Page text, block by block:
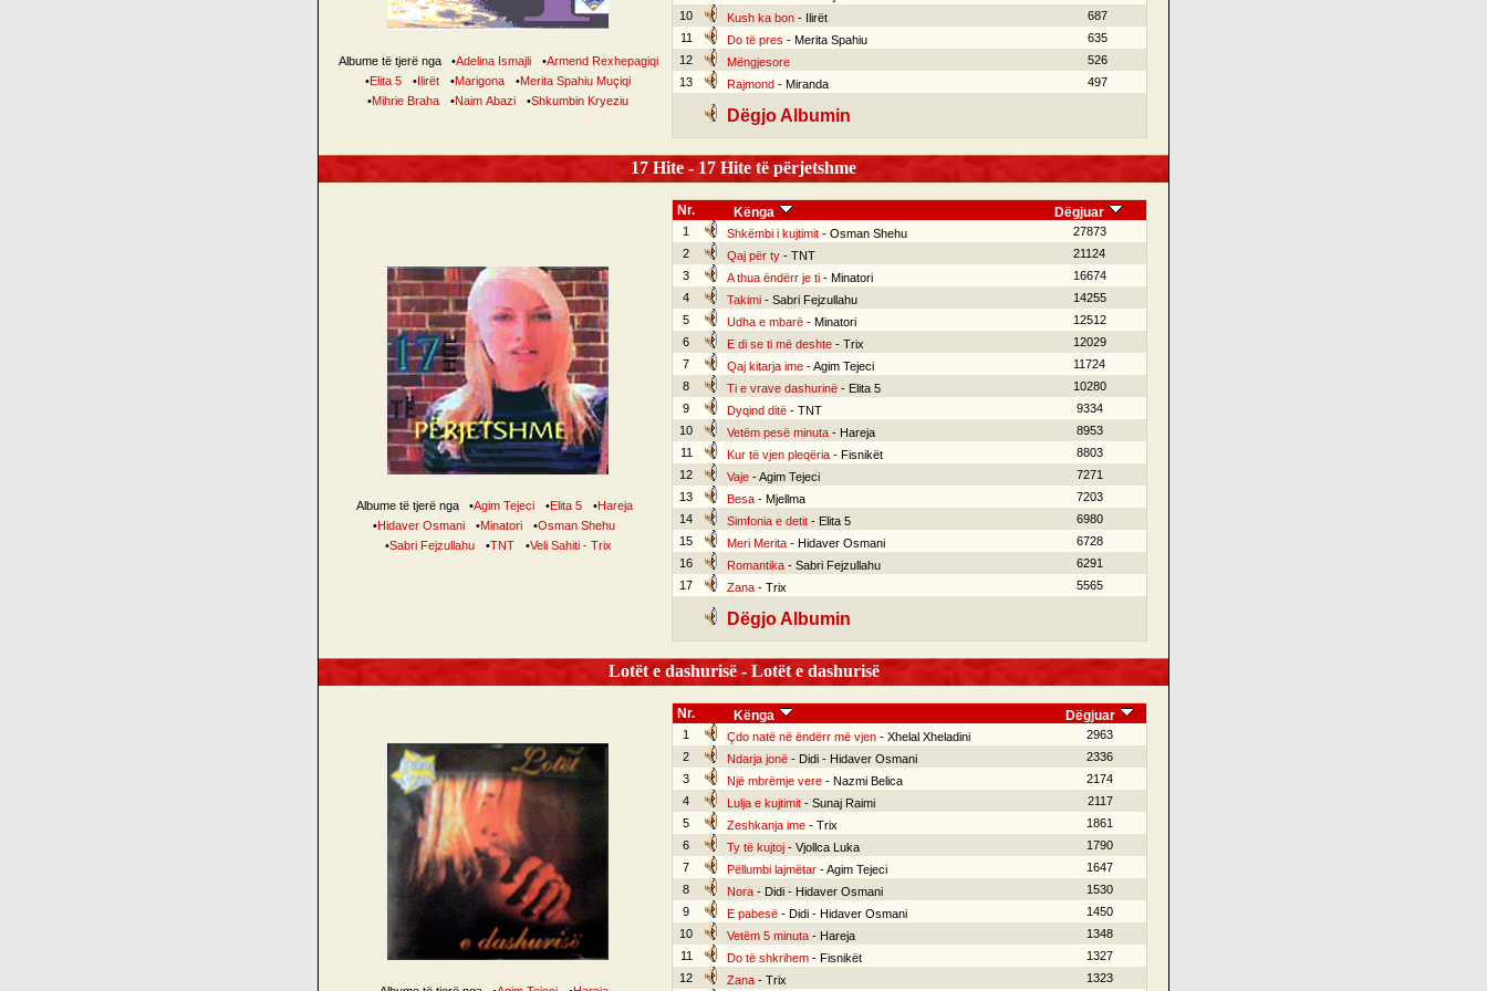
Albume të tjerë nga •Adelina Ismajli •Armend Rexhepagiqi
•Elita 5 •Ilirët •Marigona •Merita Spahiu Muçiqi
•Mihrie Braha •Naim Abazi •Shkumbin Kryeziu
10
Kush ka bon- Ilirët
687
11
Do të pres - Merita Spahiu
635
12
Mëngjesore
526
13
Rajmond- Miranda 497
Dëgjo Albumin
17 Hite - 17 Hite të përjetshme
Albume të tjerë nga •Agim Tejeci •Elita 5 •Hareja
•Hidaver Osmani •Minatori •Osman Shehu
•Sabri Fejzullahu •TNT •Veli Sahiti - Trix
Nr. Kënga Dëgjuar
1 Shkëmbi i kujtimit- Osman Shehu
27873
2
Qaj për ty- TNT
21124
3
A thua ëndërr je ti- Minatori
16674
4
Takimi- Sabri Fejzullahu
14255
5
Udha e mbarë- Minatori
12512
6
E di se ti më deshte- Trix
12029
7
Qaj kitarja ime- Agim Tejeci
11724
8
Ti e vrave dashurinë- Elita 5
10280
9
Dyqind ditë- TNT
9334
10
Vetëm pesë minuta- Hareja
8953
11
Kur të vjen pleqëria- Fisnikët
8803
12
Vaje- Agim Tejeci
7271
13
Besa- Mjellma
7203
14
Simfonia e detit- Elita 5
6980
15
Meri Merita- Hidaver Osmani
6728
16
Romantika- Sabri Fejzullahu
6291
17
Zana- Trix 5565
Dëgjo Albumin
Lotët e dashurisë - Lotët e dashurisë
Nr. Kënga Dëgjuar
1 Çdo natë në ëndërr më vjen- Xhelal Xheladini
2963
2
Ndarja jonë- Didi - Hidaver Osmani
2336
3
Një mbrëmje vere- Nazmi Belica
2174
4
Lulja e kujtimit- Sunaj Raimi
2117
5
Zeshkanja ime- Trix
1861
6
Ty të kujtoj- Vjollca Luka
1790
7
Pëllumbi lajmëtar- Agim Tejeci
1647
8
Nora- Didi - Hidaver Osmani
1530
9
E pabesë- Didi - Hidaver Osmani
1450
10
Vetëm 5 minuta- Hareja
1348
11
Do të shkrihem- Fisnikët
1327
12
Zana- Trix 1323